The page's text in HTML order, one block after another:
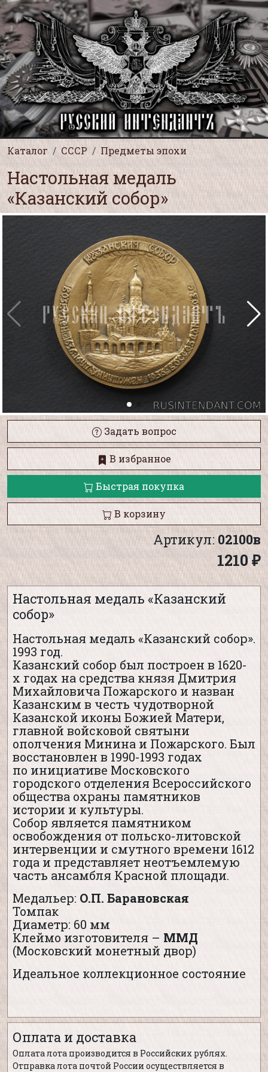
Каталог СССР Предметы эпохи
Настольная медаль
«Казанский собор»
Задать вопрос
В избранное
Быстрая покупка
В корзину
Артикул:02100в
1210 ₽
Настольная медаль «Казанский
собор»
Настольная медаль «Казанский собор».
1993 год.
Казанский собор был построен в 1620-
х годах на средства князя Дмитрия
Михайловича Пожарского и назван
Казанским в честь чудотворной
Казанской иконы Божией Матери,
главной войсковой святыни
ополчения Минина и Пожарского. Был
восстановлен в 1990-1993 годах
по инициативе Московского
городского отделения Всероссийского
общества охраны памятников
истории и культуры.
Собор является памятником
освобождения от польско-литовской
интервенции и смутного времени 1612
года и представляет неотъемлемую
часть ансамбля Красной площади.
Медальер: О.П. Барановская
Томпак
Диаметр: 60 мм
Клеймо изготовителя – ММД
(Московский монетный двор)
Идеальное коллекционное состояние
Оплата и доставка
Оплата лота производится в Российских рублях.
Отправка лота почтой России осуществляется в